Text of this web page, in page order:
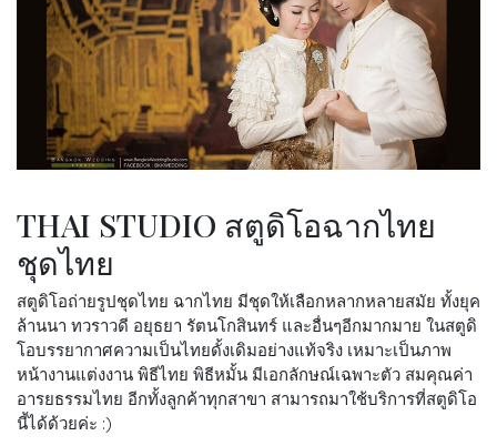
THAI STUDIO สตูดิโอฉากไทย
ชุดไทย
สตูดิโอถ่ายรูปชุดไทย ฉากไทย มีชุดให้เลือกหลากหลายสมัย ทั้งยุค
ล้านนา ทวราวดี อยุธยา รัตนโกสินทร์ และอื่นๆอีกมากมาย ในสตูดิ
โอบรรยากาศความเป็นไทยดั้งเดิมอย่างแท้จริง เหมาะเป็นภาพ
หน้างานแต่งงาน พิธีไทย พิธีหมั้น มีเอกลักษณ์เฉพาะตัว สมคุณค่า
อารยธรรมไทย อีกทั้งลูกค้าทุกสาขา สามารถมาใช้บริการที่สตูดิโอ
นี้ได้ด้วยค่ะ :)